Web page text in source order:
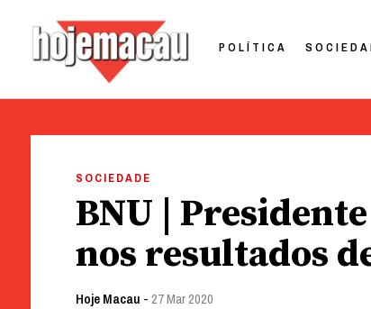
POLÍTICA
SOCIEDADE
BNU |
nos resultados
Hoje Macau - 27 Mar 2020